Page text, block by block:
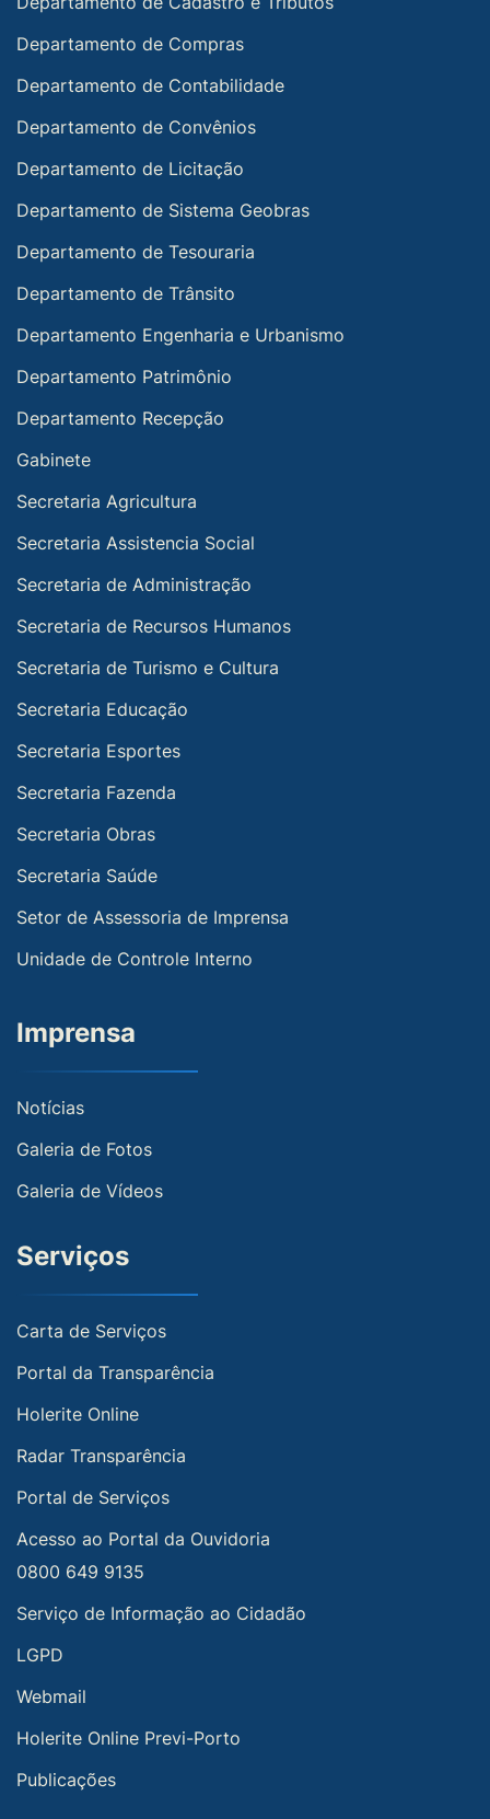
Departamento de Compras
Departamento de Contabilidade
Departamento de Convênios
Departamento de Licitação
Departamento de Sistema Geobras
Departamento de Tesouraria
Departamento de Trânsito
Departamento Engenharia e Urbanismo
Departamento Patrimônio
Departamento Recepção
Gabinete
Secretaria Agricultura
Secretaria Assistencia Social
Secretaria de Administração
Secretaria de Recursos Humanos
Secretaria de Turismo e Cultura
Secretaria Educação
Secretaria Esportes
Secretaria Fazenda
Secretaria Obras
Secretaria Saúde
Setor de Assessoria de Imprensa
Unidade de Controle Interno
Imprensa
Notícias
Galeria de Fotos
Galeria de Vídeos
Serviços
Carta de Serviços
Portal da Transparência
Holerite Online
Radar Transparência
Portal de Serviços
Acesso ao Portal da Ouvidoria
0800 649 9135
Serviço de Informação ao Cidadão
LGPD
Webmail
Holerite Online Previ-Porto
Publicações